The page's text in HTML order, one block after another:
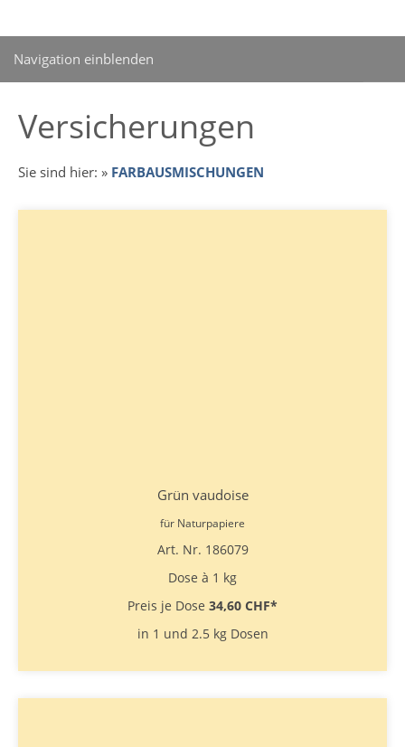
Navigation einblenden
Versicherungen
Sie sind hier: » FARBAUSMISCHUNGEN
Grün vaudoise
für Naturpapiere
Art. Nr. 186079
Dose à 1 kg
Preis je Dose 34,60 CHF*
in 1 und 2.5 kg Dosen